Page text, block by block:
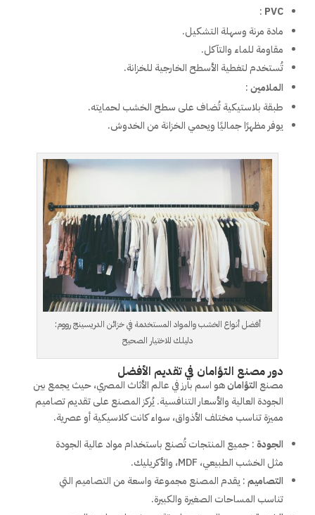
PVC
:
مادة مرنة وسهلة التشكيل.
مقاومة للماء والتآكل.
تُستخدم لتغطية الأسطح الخارجية للخزانة.
الملامين:
طبقة بلاستيكية تُضاف على سطح الخشب لحمايته.
يوفر مظهرًا جماليًا ويحمي الخزانة من الخدوش.
أفضل أنواع الخشب والمواد المستخدمة في خزائن الدريسينج رووم:
دليلك للاختيار الصحيح
دور مصنع التؤامان في تقديم الأفضل
مصنع التؤامانهو اسم بارز في عالم الأثاث المصري، حيث يجمع بين
الجودة العالية والأسعار التنافسية. يُركز المصنع على تقديم تصاميم
مميزة تناسب مختلف الأذواق، سواء كانت كلاسيكية أو عصرية.
الجودة: جميع المنتجات تُصنع باستخدام مواد عالية الجودة
مثل الخشب الطبيعي، MDF، والأكريليك.
التصاميم: يقدم المصنع مجموعة واسعة من التصاميم التي
تناسب المساحات الصغيرة والكبيرة.